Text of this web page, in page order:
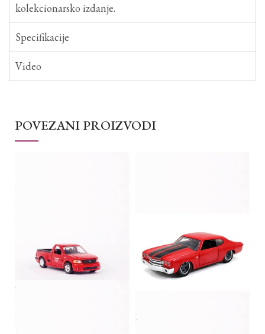
kolekcionarsko izdanje.
Specifikacije
Video
POVEZANI PROIZVODI